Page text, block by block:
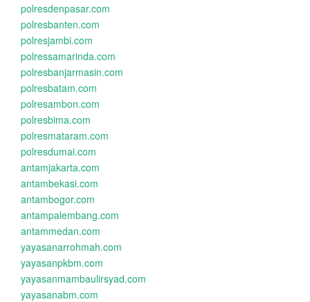
polresdenpasar.com
polresbanten.com
polresjambi.com
polressamarinda.com
polresbanjarmasin.com
polresbatam.com
polresambon.com
polresbima.com
polresmataram.com
polresdumai.com
antamjakarta.com
antambekasi.com
antambogor.com
antampalembang.com
antammedan.com
yayasanarrohmah.com
yayasanpkbm.com
yayasanmambaulirsyad.com
yayasanabm.com